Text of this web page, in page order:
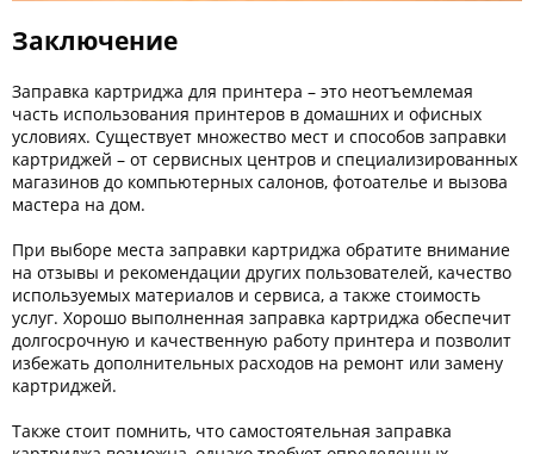
Заключение
Заправка картриджа для принтера – это неотъемлемая
часть использования принтеров в домашних и офисных
условиях. Существует множество мест и способов заправки
картриджей – от сервисных центров и специализированных
магазинов до компьютерных салонов, фотоателье и вызова
мастера на дом.
При выборе места заправки картриджа обратите внимание
на отзывы и рекомендации других пользователей, качество
используемых материалов и сервиса, а также стоимость
услуг. Хорошо выполненная заправка картриджа обеспечит
долгосрочную и качественную работу принтера и позволит
избежать дополнительных расходов на ремонт или замену
картриджей.
Также стоит помнить, что самостоятельная заправка